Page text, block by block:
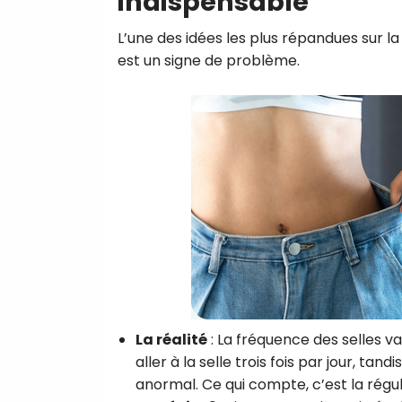
L’une des idées les plus répandues
est un signe de problème.
La réalité: La fréquence des selles
aller à la selle trois fois par jour,
anormal. Ce qui compte, c’est la